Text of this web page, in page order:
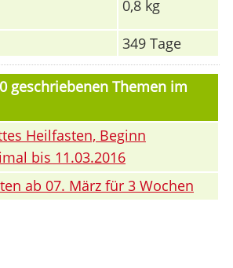
0,8 kg
349 Tage
geschriebenen Themen im
Heilfasten, Beginn
bis 11.03.2016
ab 07. März für 3 Wochen